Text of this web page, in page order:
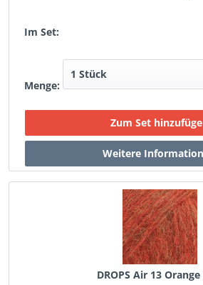
Im Set:
Menge:
DROPS Air 13